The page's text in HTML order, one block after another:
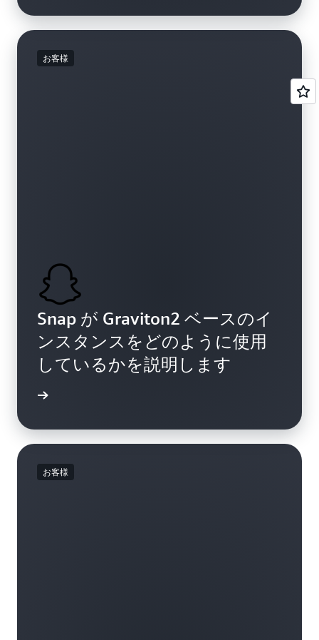
お客様
Snap が Graviton2 ベースのイ
ンスタンスをどのように使用
しているかを説明します
お客様